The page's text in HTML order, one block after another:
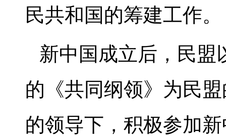
民共和国的筹建工作。
新中国成立后，民盟
的《共同纲领》为民
的领导下，积极参加